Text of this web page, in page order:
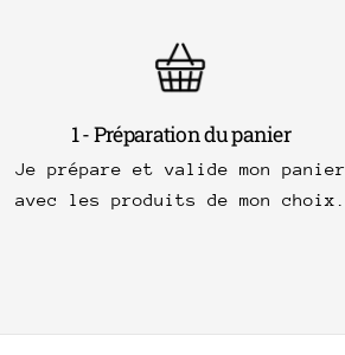
1 - Préparation du panier
Je prépare et valide mon panier
avec les produits de mon choix.